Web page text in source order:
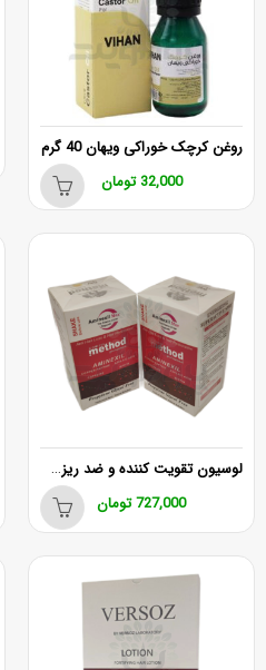
روغن کرچک خوراکی ویهان 40 گرم
32,000 تومان
لوسیون تقویت کننده و ضد ریزش مو متد (مخصوص شب) 75میلی لیتر
727,000تومان